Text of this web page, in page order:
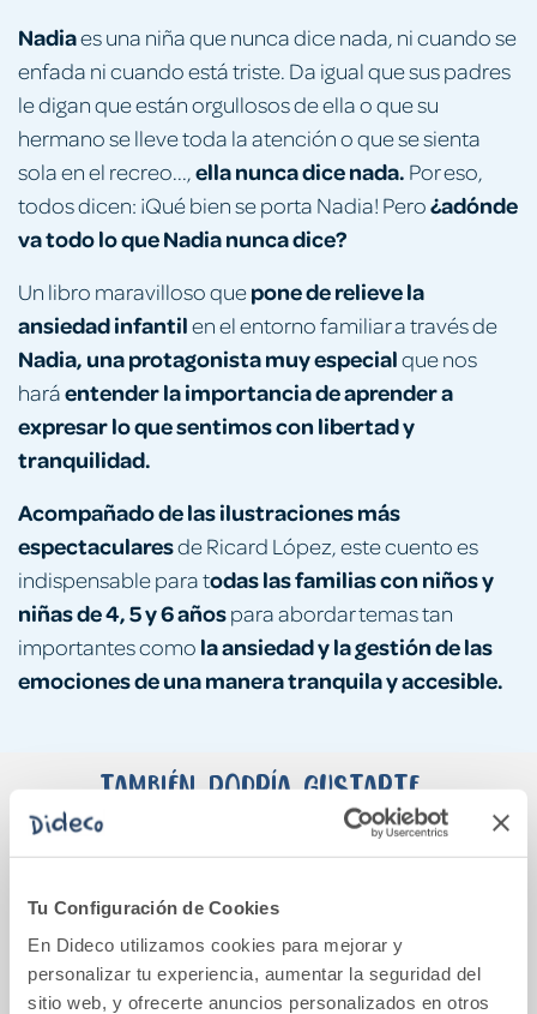
Tu Configuración de Cookies
En Dideco utilizamos cookies para mejorar y
personalizar tu experiencia, aumentar la seguridad del
sitio web, y ofrecerte anuncios personalizados en otros
Nadiaes una niña que nunca dice nada, ni cuando se
enfada ni cuando está triste. Da igual que sus padres
le digan que están orgullosos de ella o que su
hermano se lleve toda la atención o que se sienta
sola en el recreo...,ella nunca dice nada. Por eso,
todos dicen: ¡Qué bien se porta Nadia! Pero¿adónde
va todo lo que Nadia nunca dice?
Un libro maravilloso quepone de relieve la
ansiedad infantilen el entorno familiar a través de
Nadia, una protagonista muy especialque nos
haráentender la importancia de aprender a
expresar lo que sentimos con libertad y
tranquilidad.
Acompañado de las ilustraciones más
espectacularesde Ricard López, este cuento es
indispensable para todas las familias con niños y
niñas de 4, 5 y 6 añospara abordar temas tan
importantes como la ansiedad y la gestión de las
emociones de una manera tranquila y accesible.
También podría gustarte...